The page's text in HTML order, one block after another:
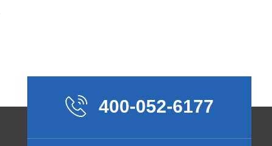
400-052-6177